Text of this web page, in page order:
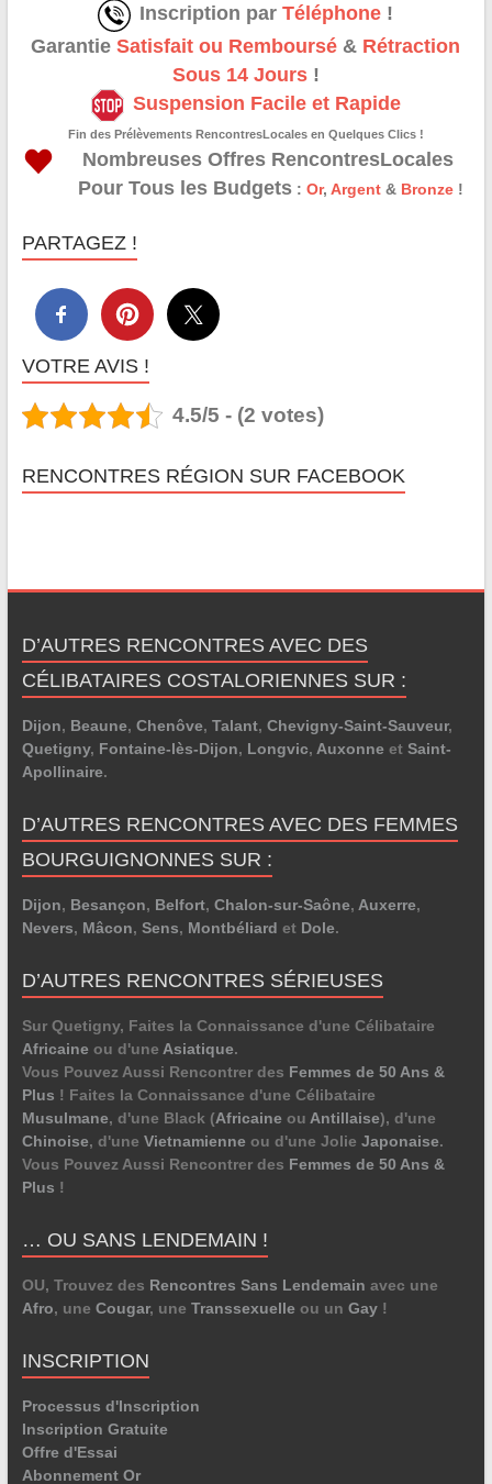
Inscription parTéléphone !
GarantieSatisfait ou Remboursé & Rétraction
Sous 14 Jours!
Suspension Facile et Rapide
Fin des Prélèvements RencontresLocales en Quelques Clics !
Nombreuses Offres RencontresLocales
Pour Tous les Budgets: Or, Argent& Bronze!
PARTAGEZ !
VOTRE AVIS !
4.5/5 - (2 votes)
RENCONTRES RÉGION SUR FACEBOOK
D’AUTRES RENCONTRES AVEC DES
CÉLIBATAIRES COSTALORIENNES SUR :
Dijon, Beaune, Chenôve, Talant, Chevigny-Saint-Sauveur,
Quetigny, Fontaine-lès-Dijon, Longvic, Auxonne et Saint-
Apollinaire.
D’AUTRES RENCONTRES AVEC DES FEMMES
BOURGUIGNONNES SUR :
Dijon, Besançon, Belfort, Chalon-sur-Saône, Auxerre,
Nevers, Mâcon, Sens, Montbéliard et Dole.
D’AUTRES RENCONTRES SÉRIEUSES
Sur Quetigny, Faites la Connaissance d'une Célibataire
Africaine ou d'une Asiatique.
Vous Pouvez Aussi Rencontrer des Femmes de 50 Ans &
Plus ! Faites la Connaissance d'une Célibataire
Musulmane, d'une Black (Africaine ou Antillaise), d'une
Chinoise, d'une Vietnamienne ou d'une Jolie Japonaise.
Vous Pouvez Aussi Rencontrer des Femmes de 50 Ans &
Plus !
… OU SANS LENDEMAIN !
OU, Trouvez des Rencontres Sans Lendemain avec une
Afro, une Cougar, une Transsexuelle ou un Gay!
INSCRIPTION
Processus d'Inscription
Inscription Gratuite
Offre d'Essai
Abonnement Or